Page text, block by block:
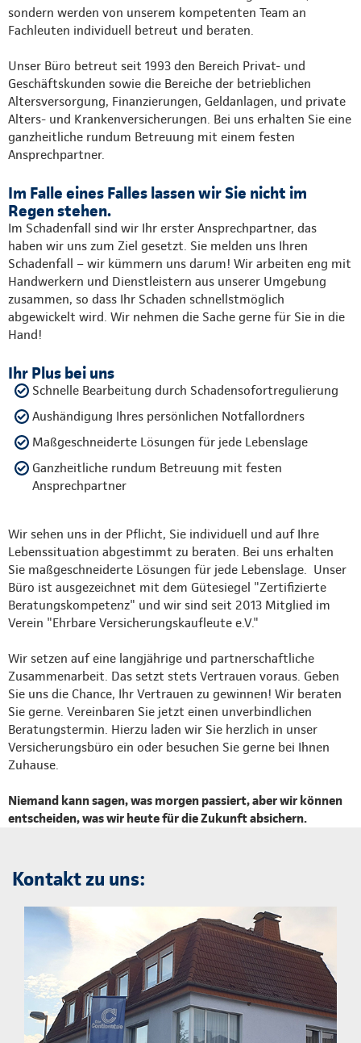
sondern werden von unserem kompetenten Team an
Fachleuten individuell betreut und beraten.
Unser Büro betreut seit 1993 den Bereich Privat- und
Geschäftskunden sowie die Bereiche der betrieblichen
Altersversorgung, Finanzierungen, Geldanlagen, und private
Alters- und Krankenversicherungen. Bei uns erhalten Sie eine
ganzheitliche rundum Betreuung mit einem festen
Ansprechpartner.
Im Falle eines Falles lassen wir Sie nicht im
Regen stehen.
Im Schadenfall sind wir Ihr erster Ansprechpartner, das
haben wir uns zum Ziel gesetzt. Sie melden uns Ihren
Schadenfall – wir kümmern uns darum! Wir arbeiten eng mit
Handwerkern und Dienstleistern aus unserer Umgebung
zusammen, so dass Ihr Schaden schnellstmöglich
abgewickelt wird. Wir nehmen die Sache gerne für Sie in die
Hand!
Ihr Plus bei uns
Schnelle Bearbeitung durch Schadensofortregulierung
Aushändigung Ihres persönlichen Notfallordners
Maßgeschneiderte Lösungen für jede Lebenslage
Ganzheitliche rundum Betreuung mit festen
Ansprechpartner
Wir sehen uns in der Pflicht, Sie individuell und auf Ihre
Lebenssituation abgestimmt zu beraten. Bei uns erhalten
Sie maßgeschneiderte Lösungen für jede Lebenslage. Unser
Büro ist ausgezeichnet mit dem Gütesiegel "Zertifizierte
Beratungskompetenz" und wir sind seit 2013 Mitglied im
Verein "Ehrbare Versicherungskaufleute e.V."
Wir setzen auf eine langjährige und partnerschaftliche
Zusammenarbeit. Das setzt stets Vertrauen voraus. Geben
Sie uns die Chance, Ihr Vertrauen zu gewinnen! Wir beraten
Sie gerne. Vereinbaren Sie jetzt einen unverbindlichen
Beratungstermin. Hierzu laden wir Sie herzlich in unser
Versicherungsbüro ein oder besuchen Sie gerne bei Ihnen
Zuhause.
Niemand kann sagen, was morgen passiert, aber wir können
entscheiden, was wir heute für die Zukunft absichern.
Kontakt zu uns: